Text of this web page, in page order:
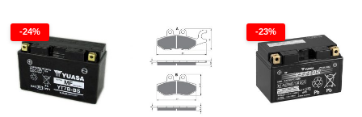
-24% -23%